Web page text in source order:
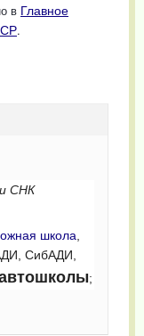
в Главное
.
СНК
школа
СибАДИ,
;